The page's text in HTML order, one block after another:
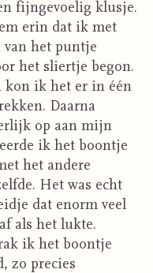
fijngevoelig klusje.
erin dat ik met
het puntje
het sliertje begon.
kon ik het er in één
Daarna
op aan mijn
ik het boontje
het andere
Het was echt
dat enorm veel
als het lukte.
ik het boontje
zo precies